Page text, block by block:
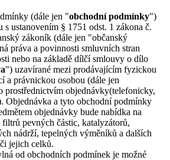
(dále jen "obchodní podmínky")
s ustanovením § 1751 odst. 1 zákona č.
zákoník (dále jen "občanský
práva a povinnosti smluvních stran
nebo na základě dílčí smlouvy o dílo
") uzavírané mezi prodávajícím fyzickou
a právnickou osobou (dále jen
prostřednictvím objednávky(telefonicky,
Objednávka a tyto obchodní podmínky
objednávky bude nabídka na
filtrů pevných částic, katalyzátorů,
nádrží, tepelných výměníků a dalších
jejich celků.
od obchodních podmínek je možné